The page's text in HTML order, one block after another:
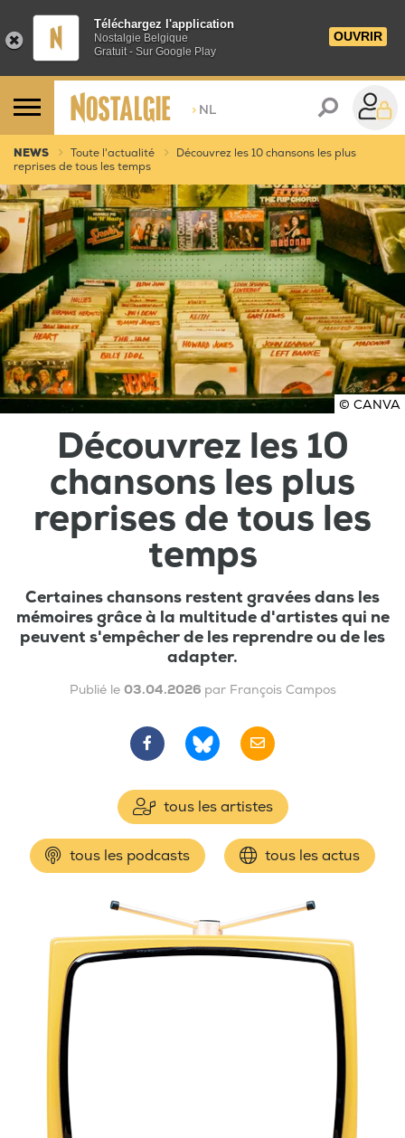
Téléchargez l'application
Nostalgie Belgique
Gratuit - Sur Google Play
OUVRIR
> NL
NEWS Toute l'actualité
Découvrez les 10 chansons les plus
reprises de tous les temps
© CANVA
Découvrez les 10
chansons les plus
reprises de tous les
temps
Certaines chansons restent gravées dans les
mémoires grâce à la multitude d'artistes qui ne
peuvent s'empêcher de les reprendre ou de les
adapter.
Publié le 03.04.2026 par François Campos
tous les artistes
tous les podcasts tous les actus